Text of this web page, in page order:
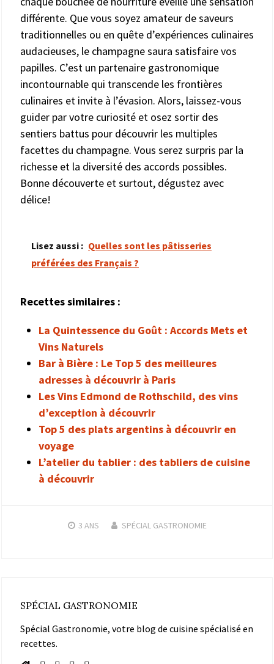
différente. Que vous soyez amateur de saveurs
traditionnelles ou en quête d’expériences culinaires
audacieuses, le champagne saura satisfaire vos
papilles. C’est un partenaire gastronomique
incontournable qui transcende les frontières
culinaires et invite à l’évasion. Alors, laissez-vous
guider par votre curiosité et osez sortir des
sentiers battus pour découvrir les multiples
facettes du champagne. Vous serez surpris par la
richesse et la diversité des accords possibles.
Bonne découverte et surtout, dégustez avec
délice!
Lisez aussi : Quelles sont les pâtisseries
préférées des Français ?
Recettes similaires :
La Quintessence du Goût : Accords Mets et
Vins Naturels
Bar à Bière : Le Top 5 des meilleures
adresses à découvrir à Paris
Les Vins Edmond de Rothschild, des vins
d’exception à découvrir
Top 5 des plats argentins à découvrir en
voyage
L’atelier du tablier : des tabliers de cuisine
à découvrir
3 ANS SPÉCIAL GASTRONOMIE
SPÉCIAL GASTRONOMIE
Spécial Gastronomie, votre blog de cuisine spécialisé en
recettes.